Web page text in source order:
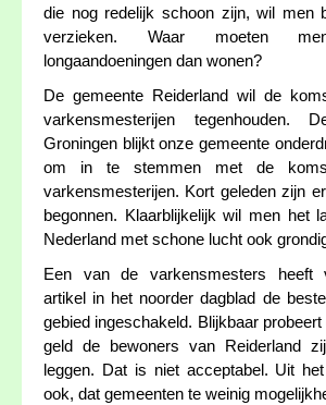
die nog redelijk schoon zijn, wil men
verzieken. Waar moeten
longaandoeningen dan wonen?
De gemeente Reiderland wil de
varkensmesterijen tegenhouden.
Groningen blijkt onze gemeente
om in te stemmen met de
varkensmesterijen. Kort geleden zijn
begonnen. Klaarblijkelijk wil men het
Nederland met schone lucht ook
Een van de varkensmesters heeft
artikel in het noorder dagblad de
gebied ingeschakeld. Blijkbaar
geld de bewoners van Reiderland
leggen. Dat is niet acceptabel. Uit
ook, dat gemeenten te weinig